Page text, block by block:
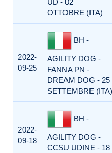
UD - 02
OTTOBRE (ITA)
2022-
09-25
BH -
AGILITY DOG -
FANNA PN -
DREAM DOG - 25
SETTEMBRE (ITA)
2022-
09-18
BH -
AGILITY DOG -
CCSU UDINE - 18